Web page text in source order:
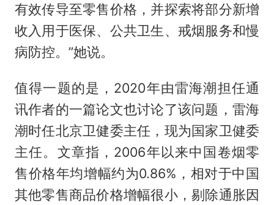
有效传导至零售价格，并探索将部分新增
收入用于医保、公共卫生、戒烟服务和慢
病防控。”她说。
值得一题的是，2020年由雷海潮担任通
讯作者的一篇论文也讨论了该问题，雷海
潮时任北京卫健委主任，现为国家卫健委
主任。文章指，2006年以来中国卷烟零
售价格年均增幅约为0.86%，相对于中国
其他零售商品价格增幅很小，剔除通胀因